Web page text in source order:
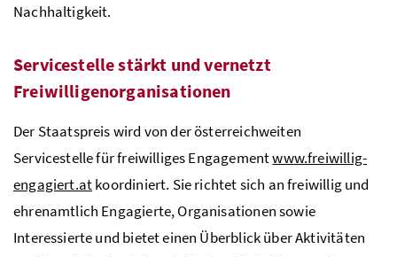
Nachhaltigkeit.
Servicestelle stärkt und vernetzt
Freiwilligenorganisationen
Der Staatspreis wird von der österreichweiten
Servicestelle für freiwilliges Engagementwww.freiwillig-
engagiert.atkoordiniert. Sie richtet sich an freiwillig und
ehrenamtlich Engagierte, Organisationen sowie
Interessierte und bietet einen Überblick über Aktivitäten